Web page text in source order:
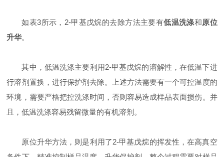
如表3所示，2-甲基戊烷的去除方法主要有低温洗涤和原位
升华。
其中，低温洗涤主要利用2-甲基戊烷的溶解性，在低温下进
行溶剂置换，进行保护剂去除。上述方法需要有一个可控温度的
环境，需要严格把控洗涤时间，否则容易造成样品表面损伤。并
且，低温洗涤容易残留微量的有机溶剂。
原位升华方法，则是利用了2-甲基戊烷的挥发性，在高真空